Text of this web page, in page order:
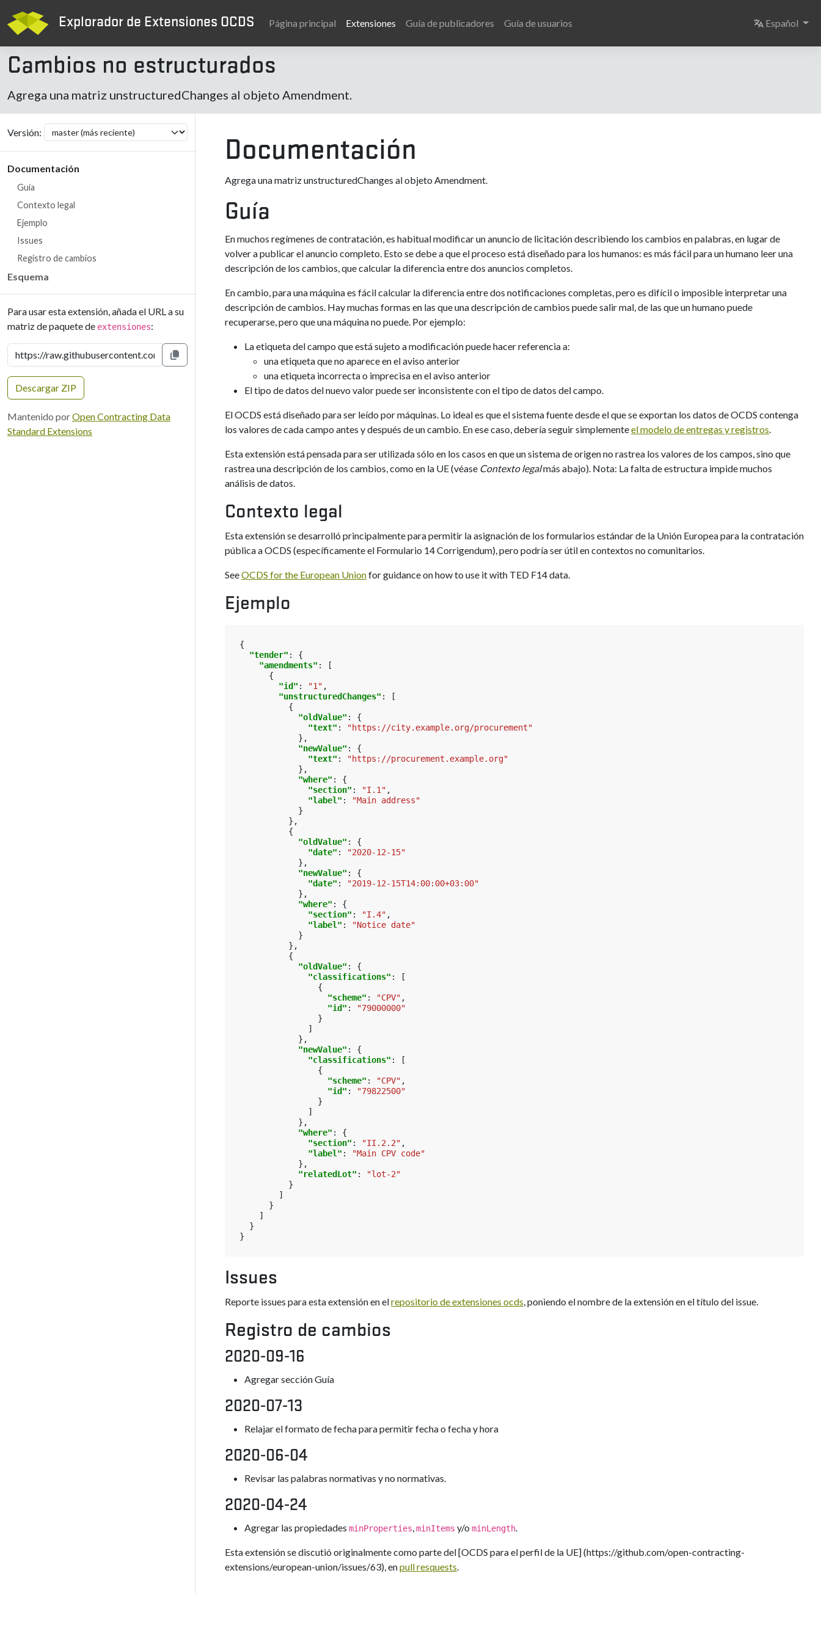
Explorador de Extensiones OCDS Página principal Extensiones Guía de publicadores Guía de usuarios Select
Español
Cambios no estructurados
Agrega una matriz unstructuredChanges al objeto Amendment.
Versión:
Documentación
Guía
Contexto legal
Ejemplo
Issues
Registro de cambios
Esquema
Para usar esta extensión, añada el URL a su
matriz de paquete de extensiones:
Copiar al portapapeles
Descargar ZIP
Mantenido porOpen Contracting Data
Standard Extensions
Documentación
Agrega una matriz unstructuredChanges al objeto Amendment.
Guía
En muchos regímenes de contratación, es habitual modificar un anuncio de licitación describiendo los cambios en palabras, en lugar de
volver a publicar el anuncio completo. Esto se debe a que el proceso está diseñado para los humanos: es más fácil para un humano leer una
descripción de los cambios, que calcular la diferencia entre dos anuncios completos.
En cambio, para una máquina es fácil calcular la diferencia entre dos notificaciones completas, pero es difícil o imposible interpretar una
descripción de cambios. Hay muchas formas en las que una descripción de cambios puede salir mal, de las que un humano puede
recuperarse, pero que una máquina no puede. Por ejemplo:
La etiqueta del campo que está sujeto a modificación puede hacer referencia a:
una etiqueta que no aparece en el aviso anterior
una etiqueta incorrecta o imprecisa en el aviso anterior
El tipo de datos del nuevo valor puede ser inconsistente con el tipo de datos del campo.
El OCDS está diseñado para ser leído por máquinas. Lo ideal es que el sistema fuente desde el que se exportan los datos de OCDS contenga
los valores de cada campo antes y después de un cambio. En ese caso, debería seguir simplementeel modelo de entregas y registros.
Esta extensión está pensada para ser utilizada sólo en los casos en que un sistema de origen no rastrea los valores de los campos, sino que
rastrea una descripción de los cambios, como en la UE (véase Contexto legalmás abajo). Nota: La falta de estructura impide muchos
análisis de datos.
Contexto legal
Esta extensión se desarrolló principalmente para permitir la asignación de los formularios estándar de la Unión Europea para la contratación
pública a OCDS (específicamente el Formulario 14 Corrigendum), pero podría ser útil en contextos no comunitarios.
SeeOCDS for the European Unionfor guidance on how to use it with TED F14 data.
Ejemplo
{
"tender" :
{
"amendments" :
[
{
"id" : "1" ,
"unstructuredChanges" :
[
{
"oldValue" :
{
"text" :
"https://city.example.org/procurement"
},
"newValue" :
{
"text" :
"https://procurement.example.org"
},
"where" :
{
"section" : "I.1" ,
"label" :
"Main address"
}
},
{
"oldValue" :
{
"date" :
"2020-12-15"
},
"newValue" :
{
"date" :
"2019-12-15T14:00:00+03:00"
},
"where" :
{
"section" : "I.4" ,
"label" :
"Notice date"
}
},
{
"oldValue" :
{
"classifications" :
[
{
"scheme" : "CPV" ,
"id" :
"79000000"
}
]
},
"newValue" :
{
"classifications" :
[
{
"scheme" : "CPV" ,
"id" :
"79822500"
}
]
},
"where" :
{
"section" : "II.2.2" ,
"label" :
"Main CPV code"
},
"relatedLot" :
"lot-2"
}
]
}
]
}
}
Issues
Reporte issues para esta extensión en elrepositorio de extensiones ocds, poniendo el nombre de la extensión en el título del issue.
Registro de cambios
2020-09-16
Agregar sección Guía
2020-07-13
Relajar el formato de fecha para permitir fecha o fecha y hora
2020-06-04
Revisar las palabras normativas y no normativas.
2020-04-24
Agregar las propiedades minProperties,minItems y/o minLength.
Esta extensión se discutió originalmente como parte del [OCDS para el perfil de la UE] (https://github.com/open-contracting-
extensions/european-union/issues/63), enpull resquests.